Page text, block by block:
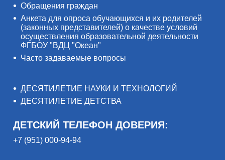
Обращения граждан
Анкета для опроса обучающихся и их родителей
(законных представителей) о качестве условий
осуществления образовательной деятельности
ФГБОУ "ВДЦ "Океан"
Часто задаваемые вопросы
ДЕСЯТИЛЕТИЕ НАУКИ И ТЕХНОЛОГИЙ
ДЕСЯТИЛЕТИЕ ДЕТСТВА
ДЕТСКИЙ ТЕЛЕФОН ДОВЕРИЯ:
+7 (951) 000-94-94